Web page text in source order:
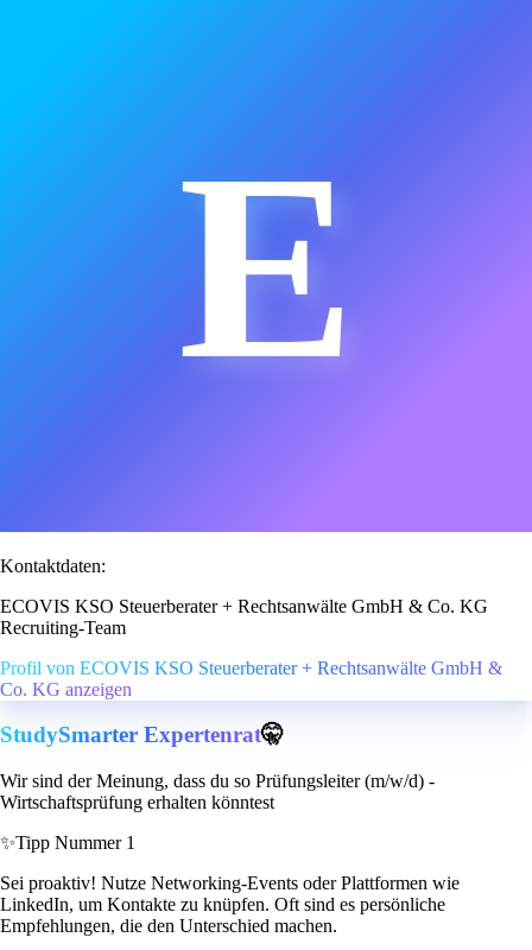
E
Kontaktdaten:
ECOVIS KSO Steuerberater + Rechtsanwälte GmbH & Co. KG
Recruiting-Team
Profil von ECOVIS KSO Steuerberater + Rechtsanwälte GmbH &
Co. KG anzeigen
StudySmarter Expertenrat🤫
Wir sind der Meinung, dass du so Prüfungsleiter (m/w/d) -
Wirtschaftsprüfung erhalten könntest
✨Tipp Nummer 1
Sei proaktiv! Nutze Networking-Events oder Plattformen wie
LinkedIn, um Kontakte zu knüpfen. Oft sind es persönliche
Empfehlungen, die den Unterschied machen.